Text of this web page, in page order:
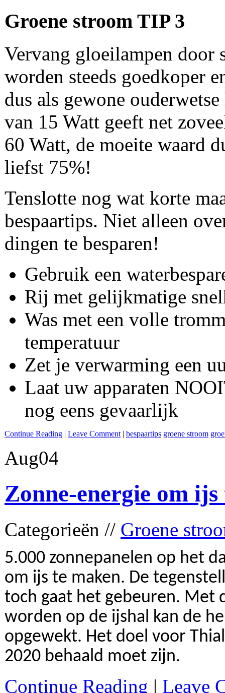
Groene stroom TIP 3
Vervang gloeilampen door
worden steeds goedkoper
dus als gewone
van 15 Watt geeft net
60 Watt, de moeite waard
liefst 75%!
Tenslotte nog wat korte
bespaartips. Niet alleen
dingen te besparen!
Gebruik een
Rij met gelijkmatige
Was met een volle
temperatuur
Zet je verwarming een
Laat uw apparaten
nog eens gevaarlijk
Continue Reading | Leave Comment | bespaartips groene stroom
Aug04
Zonne-energie om ijs
Categorieën // Groene
5.000 zonnepanelen op het
om ijs te maken. De
toch gaat het gebeuren. Met
worden op de ijshal kan de
opgewekt. Het doel voor
2020 behaald moet zijn.
Continue Reading | Leave